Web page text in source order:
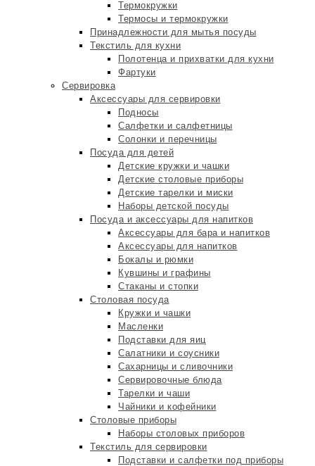
Термокружки
Термосы и термокружки
Принадлежности для мытья посуды
Текстиль для кухни
Полотенца и прихватки для кухни
Фартуки
Сервировка
Аксессуары для сервировки
Подносы
Салфетки и салфетницы
Солонки и перечницы
Посуда для детей
Детские кружки и чашки
Детские столовые приборы
Детские тарелки и миски
Наборы детской посуды
Посуда и аксессуары для напитков
Аксессуары для бара и напитков
Аксессуары для напитков
Бокалы и рюмки
Кувшины и графины
Стаканы и стопки
Столовая посуда
Кружки и чашки
Масленки
Подставки для яиц
Салатники и соусники
Сахарницы и сливочники
Сервировочные блюда
Тарелки и чаши
Чайники и кофейники
Столовые приборы
Наборы столовых приборов
Текстиль для сервировки
Подставки и салфетки под приборы